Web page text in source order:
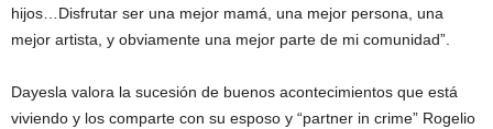
hijos…Disfrutar ser una mejor mamá, una mejor persona, una
mejor artista, y obviamente una mejor parte de mi comunidad”.
Dayesla valora la sucesión de buenos acontecimientos que está
viviendo y los comparte con su esposo y “partner in crime” Rogelio